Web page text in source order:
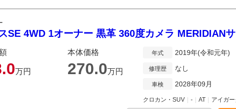
SE 4WD 1オーナー 黒革 360度カメラ MERIDIAN
0万円
本体価格
270.0万円
年式 2019年(令和元年)
修理歴 なし
車検 2028年09月
クロカン・SUV - AT アイガ